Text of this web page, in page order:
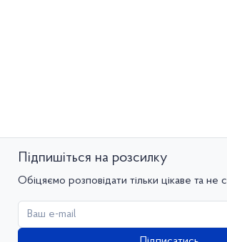
Підпишіться на розсилку
Обіцяємо розповідати тільки цікаве та не